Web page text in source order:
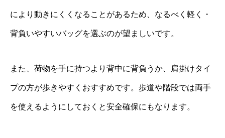
により動きにくくなることがあるため、なるべく軽く・
背負いやすいバッグを選ぶのが望ましいです。
また、荷物を手に持つより背中に背負うか、肩掛けタイ
プの方が歩きやすくおすすめです。歩道や階段では両手
を使えるようにしておくと安全確保にもなります。